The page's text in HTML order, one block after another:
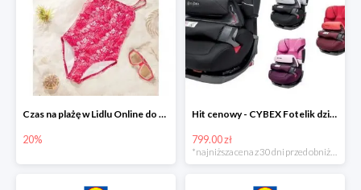
Czas na plażę w Lidlu Online do -20%
20%
Hit cenowy - CYBEX Fotelik dziecięcy samochodowy Pallasfix grupa I-III, 9-36 kg
799.00 zł